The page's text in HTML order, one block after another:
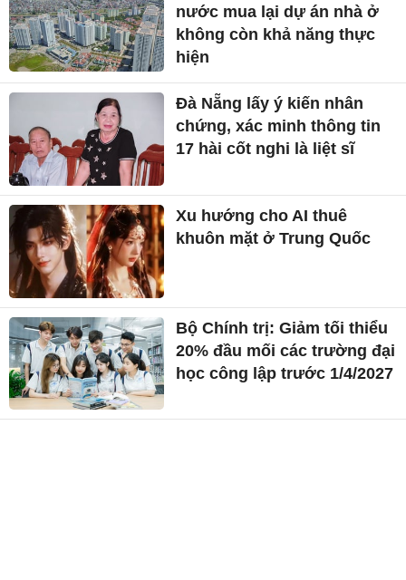
nước mua lại dự án nhà ở
không còn khả năng thực
hiện
Đà Nẵng lấy ý kiến nhân
chứng, xác minh thông tin
17 hài cốt nghi là liệt sĩ
Xu hướng cho AI thuê
khuôn mặt ở Trung Quốc
Bộ Chính trị: Giảm tối thiểu
20% đầu mối các trường đại
học công lập trước 1/4/2027